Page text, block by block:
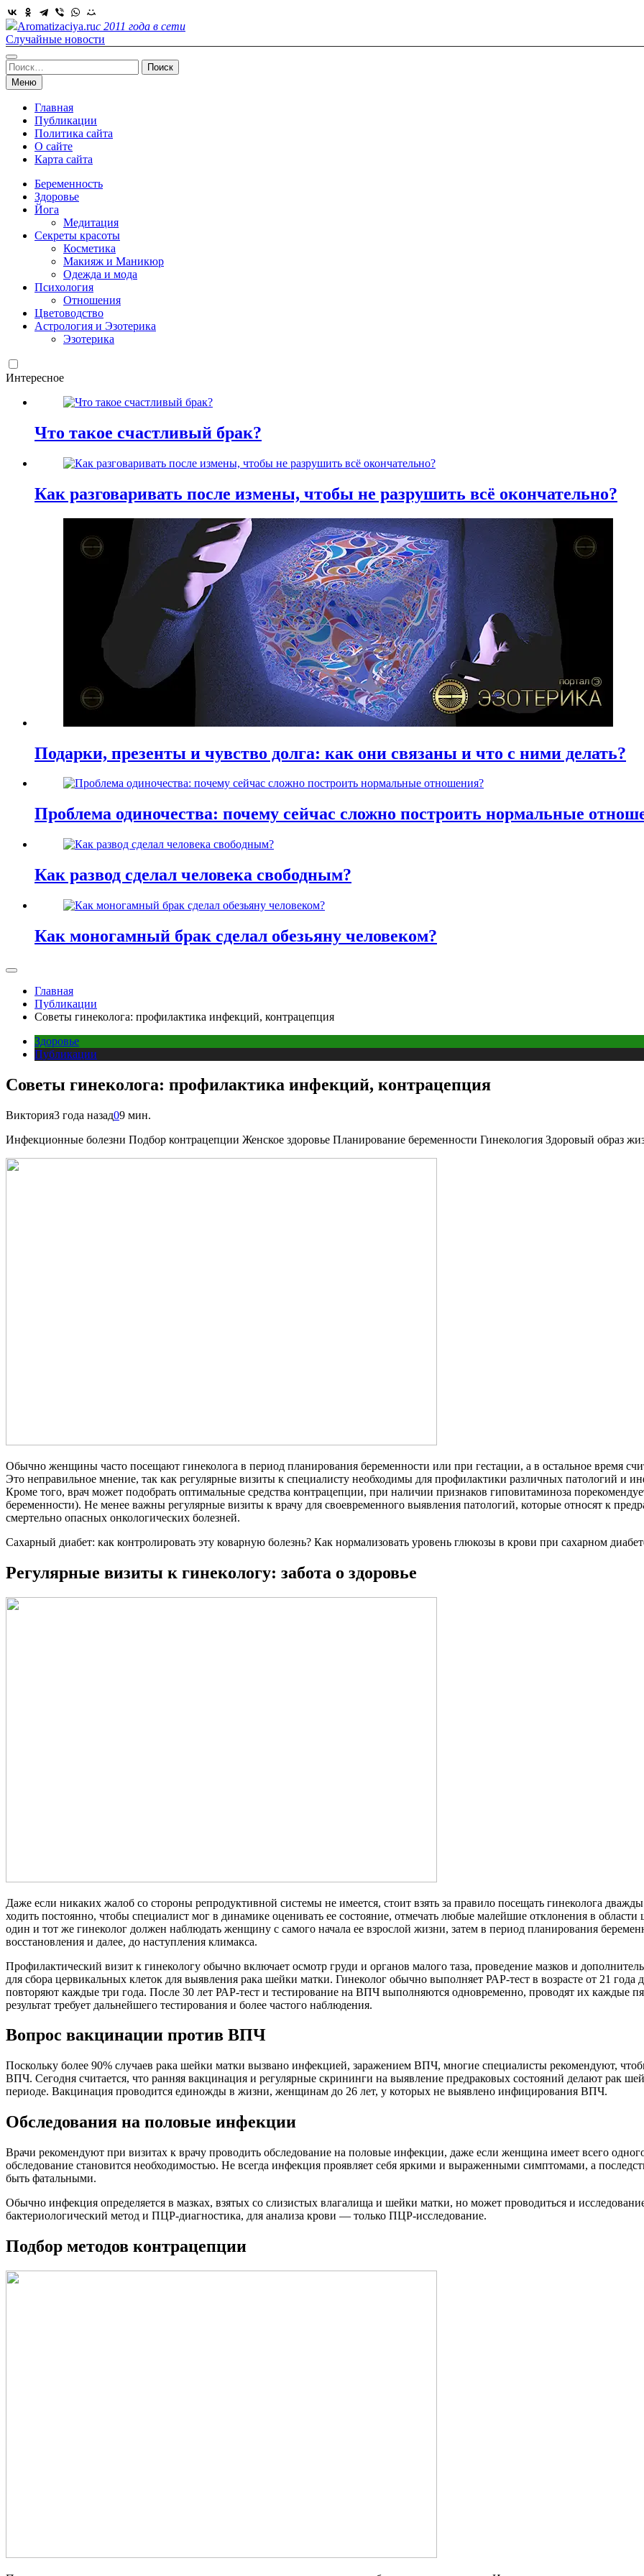
Skip
to
content
Aromatizaciya.ruс 2011 года в сети
Случайные новости
Найти:
Меню
Главная
Публикации
Политика сайта
О сайте
Карта сайта
Беременность
Здоровье
Йога
Медитация
Секреты красоты
Косметика
Макияж и Маникюр
Одежда и мода
Психология
Отношения
Цветоводство
Астрология и Эзотерика
Эзотерика
Интересное
Что такое счастливый брак?
Как разговаривать после измены, чтобы не разрушить всё окончательно?
Подарки, презенты и чувство долга: как они связаны и что с ними делать?
Проблема одиночества: почему сейчас сложно построить нормальные
Как развод сделал человека свободным?
Как моногамный брак сделал обезьяну человеком?
Главная
Публикации
Советы гинеколога: профилактика инфекций, контрацепция
Здоровье
Публикации
Советы гинеколога: профилактика инфекций, контрацепция
Виктория3 года назад09 мин.
Инфекционные болезни Подбор контрацепции Женское здоровье Планирование беременности Гинекология Здоровый образ
Обычно женщины часто посещают гинеколога в период планирования беременности или при гестации, а в остальное время
Это неправильное мнение, так как регулярные визиты к специалисту необходимы для профилактики различных патологий и
Кроме того, врач может подобрать оптимальные средства контрацепции, при наличии признаков гиповитаминоза
беременности). Не менее важны регулярные визиты к врачу для своевременного выявления патологий, которые относят к
смертельно опасных онкологических болезней.
Сахарный диабет: как контролировать эту коварную болезнь? Как нормализовать уровень глюкозы в крови при сахарном
Регулярные визиты к гинекологу: забота о здоровье
Даже если никаких жалоб со стороны репродуктивной системы не имеется, стоит взять за правило посещать гинеколога
ходить постоянно, чтобы специалист мог в динамике оценивать ее состояние, отмечать любые малейшие отклонения в
один и тот же гинеколог должен наблюдать женщину с самого начала ее взрослой жизни, затем в период планирования
восстановления и далее, до наступления климакса.
Профилактический визит к гинекологу обычно включает осмотр груди и органов малого таза, проведение мазков и
для сбора цервикальных клеток для выявления рака шейки матки. Гинеколог обычно выполняет РАР-тест в возрасте от 21 года
повторяют каждые три года. После 30 лет РАР-тест и тестирование на ВПЧ выполняются одновременно, проводят их каждые
результат требует дальнейшего тестирования и более частого наблюдения.
Вопрос вакцинации против ВПЧ
Поскольку более 90% случаев рака шейки матки вызвано инфекцией, заражением ВПЧ, многие специалисты рекомендуют,
ВПЧ. Сегодня считается, что ранняя вакцинация и регулярные скрининги на выявление предраковых состояний делают рак
периоде. Вакцинация проводится единожды в жизни, женщинам до 26 лет, у которых не выявлено инфицирования ВПЧ.
Обследования на половые инфекции
Врачи рекомендуют при визитах к врачу проводить обследование на половые инфекции, даже если женщина имеет всего
обследование становится необходимостью. Не всегда инфекция проявляет себя яркими и выраженными симптомами, а
быть фатальными.
Обычно инфекция определяется в мазках, взятых со слизистых влагалища и шейки матки, но может проводиться и
бактериологический метод и ПЦР-диагностика, для анализа крови — только ПЦР-исследование.
Подбор методов контрацепции